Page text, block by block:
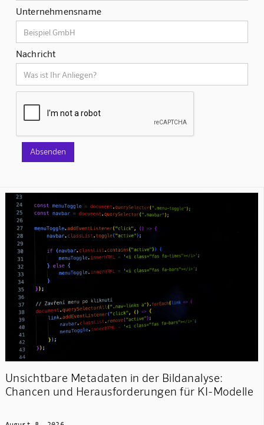
Unternehmensname
Nachricht
Unsichtbare Metadaten in der Bildanalyse:
Chancen und Herausforderungen für KI-Modelle